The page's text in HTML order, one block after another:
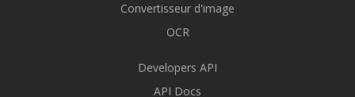
Convertisseur d'image
OCR
Developers API
API Docs